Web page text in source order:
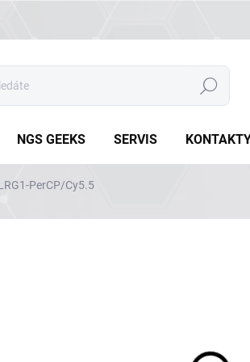
Hledat
NGS GEEKS SERVIS
PerCP/Cy5.5